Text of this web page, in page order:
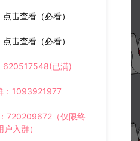
点击查看（必看）
点击查看（必看）
620517548(已满)
1093921977
720209672（仅限终
入群）